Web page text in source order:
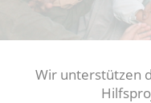
Wir unterstützen